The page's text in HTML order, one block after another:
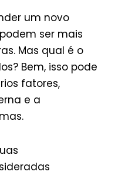
um novo
ser mais
Mas qual é o
Bem, isso pode
fatores,
e a